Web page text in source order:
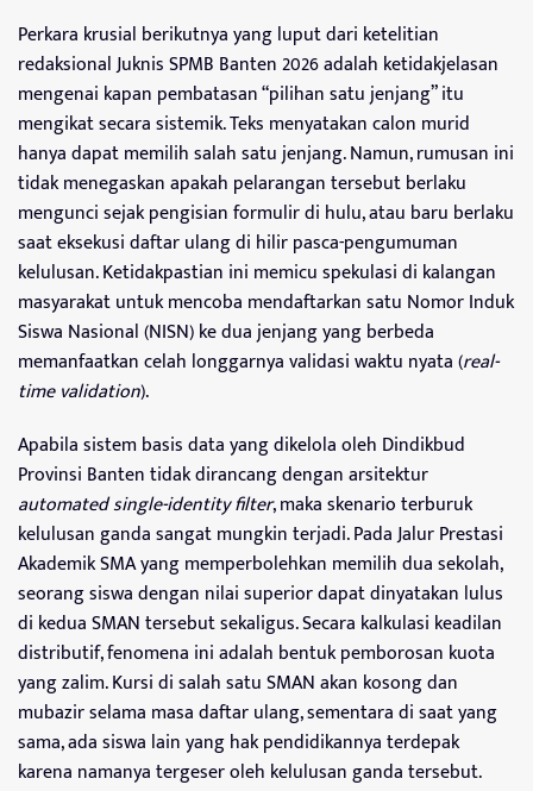
Perkara krusial berikutnya yang luput dari ketelitian
redaksional Juknis SPMB Banten 2026 adalah ketidakjelasan
mengenai kapan pembatasan “pilihan satu jenjang” itu
mengikat secara sistemik. Teks menyatakan calon murid
hanya dapat memilih salah satu jenjang. Namun, rumusan ini
tidak menegaskan apakah pelarangan tersebut berlaku
mengunci sejak pengisian formulir di hulu, atau baru berlaku
saat eksekusi daftar ulang di hilir pasca-pengumuman
kelulusan. Ketidakpastian ini memicu spekulasi di kalangan
masyarakat untuk mencoba mendaftarkan satu Nomor Induk
Siswa Nasional (NISN) ke dua jenjang yang berbeda
memanfaatkan celah longgarnya validasi waktu nyata (real-
time validation).
Apabila sistem basis data yang dikelola oleh Dindikbud
Provinsi Banten tidak dirancang dengan arsitektur
automated single-identity filter, maka skenario terburuk
kelulusan ganda sangat mungkin terjadi. Pada Jalur Prestasi
Akademik SMA yang memperbolehkan memilih dua sekolah,
seorang siswa dengan nilai superior dapat dinyatakan lulus
di kedua SMAN tersebut sekaligus. Secara kalkulasi keadilan
distributif, fenomena ini adalah bentuk pemborosan kuota
yang zalim. Kursi di salah satu SMAN akan kosong dan
mubazir selama masa daftar ulang, sementara di saat yang
sama, ada siswa lain yang hak pendidikannya terdepak
karena namanya tergeser oleh kelulusan ganda tersebut.